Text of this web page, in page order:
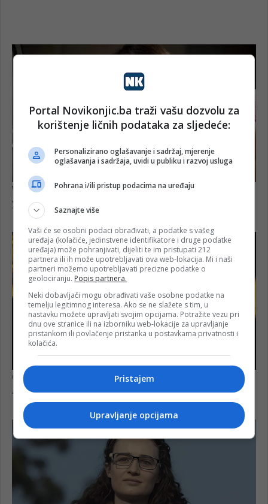
Portal Novikonjic.ba traži vašu dozvolu za
korištenje ličnih podataka za sljedeće:
Personalizirano oglašavanje i sadržaj, mjerenje
oglašavanja i sadržaja, uvidi u publiku i razvoj usluga
Pohrana i/ili pristup podacima na uređaju
Saznajte više
Vaši će se osobni podaci obrađivati, a podatke s vašeg
uređaja (kolačiće, jedinstvene identifikatore i druge podatke
uređaja) može pohranjivati, dijeliti te im pristupati 212
partnera ili ih može upotrebljavati ova web-lokacija. Mi i naši
partneri možemo upotrebljavati precizne podatke o
geolociranju. Popis partnera.
Neki dobavljači mogu obrađivati vaše osobne podatke na
temelju legitimnog interesa. Ako se ne slažete s tim, u
nastavku možete upravljati svojim opcijama. Potražite vezu pri
dnu ove stranice ili na izborniku web-lokacije za upravljanje
pristankom ili povlačenje pristanka u postavkama privatnosti i
kolačića.
Pristajem
Upravljanje opcijama